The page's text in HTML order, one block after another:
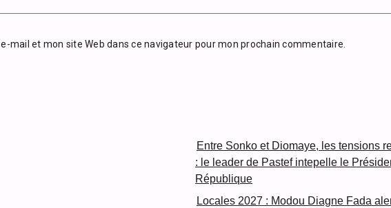
mail et mon site Web dans ce navigateur pour mon prochain commentaire.
Entre Sonko et Diomaye, les tensions
: le leader de Pastef intepelle le
République
Locales 2027 : Modou Diagne Fada